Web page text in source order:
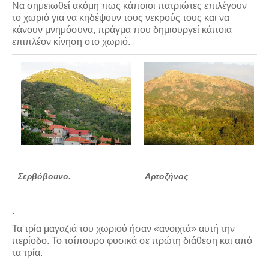
Να σημειωθεί ακόμη πως κάποιοι πατριώτες επιλέγουν
το χωριό για να κηδέψουν τους νεκρούς τους και να
κάνουν μνημόσυνα, πράγμα που δημιουργεί κάποια
επιπλέον κίνηση στο χωριό.
Σερβόβουνο. Αρτοζήνος
.
Τα τρία μαγαζιά του χωριού ήσαν «ανοιχτά» αυτή την
περίοδο. Το τσίπουρο φυσικά σε πρώτη διάθεση και από
τα τρία.